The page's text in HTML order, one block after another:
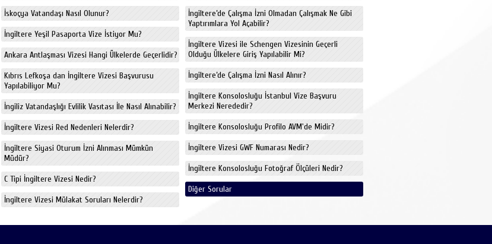
İskoçya Vatandaşı Nasıl Olunur?
İngiltere Yeşil Pasaporta Vize İstiyor Mu?
Ankara Antlaşması Vizesi Hangi Ülkelerde Geçerlidir?
Kıbrıs Lefkoşa dan İngiltere Vizesi Başvurusu
Yapılabiliyor Mu?
İngiliz Vatandaşlığı Evlilik Vasıtası İle Nasıl Alınabilir?
İngiltere Vizesi Red Nedenleri Nelerdir?
İngiltere Siyasi Oturum İzni Alınması Mümkün
Müdür?
C Tipi İngiltere Vizesi Nedir?
İngiltere Vizesi Mülakat Soruları Nelerdir?
İngiltere’de Çalışma İzni Olmadan Çalışmak Ne Gibi
Yaptırımlara Yol Açabilir?
İngiltere Vizesi ile Schengen Vizesinin Geçerli
Olduğu Ülkelere Giriş Yapılabilir Mi?
İngiltere’de Çalışma İzni Nasıl Alınır?
İngiltere Konsolosluğu İstanbul Vize Başvuru
Merkezi Nerededir?
İngiltere Konsolosluğu Profilo AVM'de Midir?
İngiltere Vizesi GWF Numarası Nedir?
İngiltere Konsolosluğu Fotoğraf Ölçüleri Nedir?
Diğer Sorular